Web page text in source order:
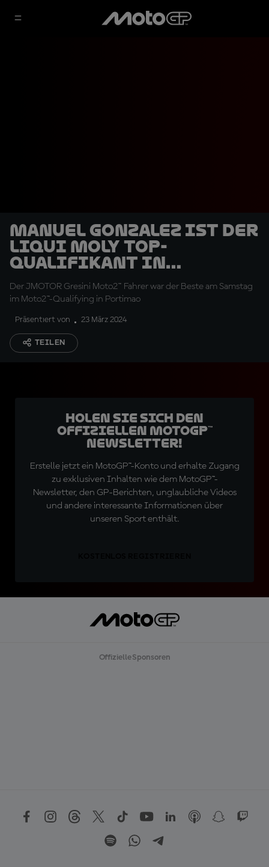
Manuel Gonzalez ist der
Liqui Moly Top-
Qualifikant in
Portugal!
Der JMOTOR Gresini Moto2™ Fahrer war der Beste am Samstag
im Moto2™-Qualifying in Portimao
Präsentiert von 23 März 2024
TEILEN
Holen Sie sich den
offiziellen MotoGP™
Newsletter!
Erstelle jetzt ein MotoGP™-Konto und erhalte Zugang
zu exklusiven Inhalten wie dem MotoGP™-
Newsletter, den GP-Berichten, unglaubliche Videos
und andere interessante Informationen über
unseren Sport enthält.
Offizielle Sponsoren